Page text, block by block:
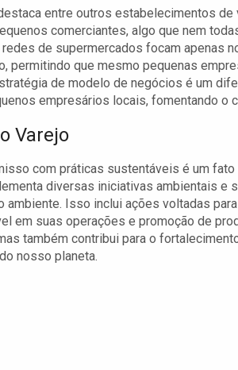
entre outros estabelecimentos
comerciantes, algo que nem
de supermercados focam apenas
permitindo que mesmo pequenas
de modelo de negócios é um
empresários locais, fomentando o
Varejo
com práticas sustentáveis é um
diversas iniciativas ambientais e
ambiente. Isso inclui ações voltadas
em suas operações e promoção de
também contribui para o
nosso planeta.